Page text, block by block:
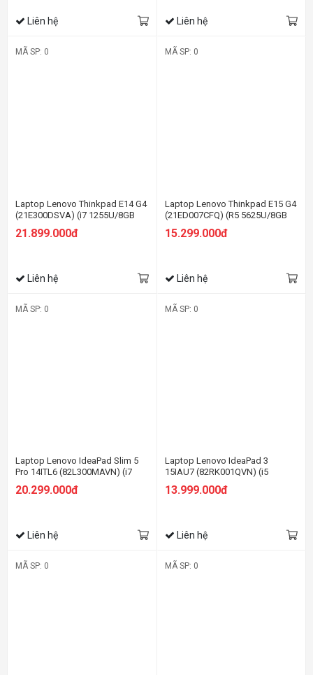
Liên hệ Liên hệ
MÃ SP: 0
Laptop Lenovo Thinkpad E14 G4
(21E300DSVA) (i7 1255U/8GB
Đen)
21.899.000đ
Liên hệ
MÃ SP: 0
Laptop Lenovo Thinkpad E15 G4
(21ED007CFQ) (R5 5625U/8GB
Đen)
15.299.000đ
Liên hệ
MÃ SP: 0
Laptop Lenovo IdeaPad Slim 5
Pro 14ITL6 (82L300MAVN) (i7
1195G7/16GB RAM/512GB
SSD/14 2.2K/Win11/Xám)
20.299.000đ
Liên hệ
MÃ SP: 0
Laptop Lenovo IdeaPad 3
15IAU7 (82RK001QVN) (i5
1235U/8GB RAM/512GB
SSD/15.6 FHD/Win11/Xanh)
13.999.000đ
Liên hệ
MÃ SP: 0 MÃ SP: 0